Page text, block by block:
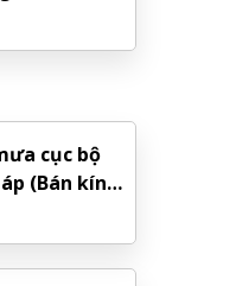
cục bộ
(Bán kính